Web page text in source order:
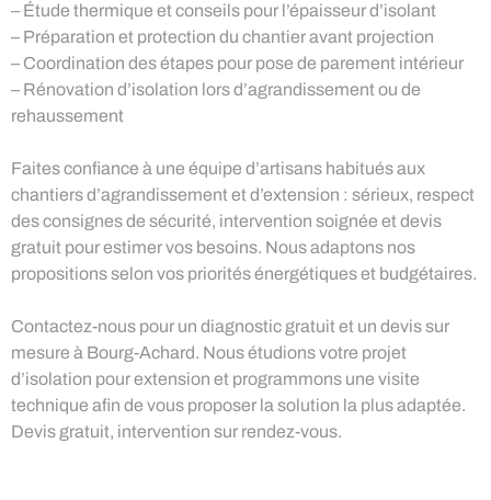
– Étude thermique et conseils pour l’épaisseur d’isolant
– Préparation et protection du chantier avant projection
– Coordination des étapes pour pose de parement intérieur
– Rénovation d’isolation lors d’agrandissement ou de
rehaussement
Faites confiance à une équipe d’artisans habitués aux
chantiers d’agrandissement et d’extension : sérieux, respect
des consignes de sécurité, intervention soignée et devis
gratuit pour estimer vos besoins. Nous adaptons nos
propositions selon vos priorités énergétiques et budgétaires.
Contactez-nous pour un diagnostic gratuit et un devis sur
mesure à Bourg-Achard. Nous étudions votre projet
d’isolation pour extension et programmons une visite
technique afin de vous proposer la solution la plus adaptée.
Devis gratuit, intervention sur rendez-vous.